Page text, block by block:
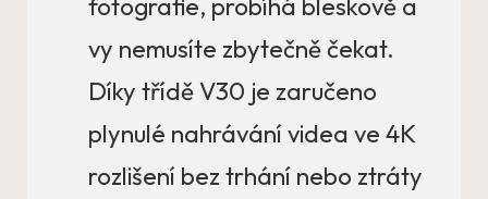
fotografie, probíhá bleskově a
vy nemusíte zbytečně čekat.
Díky třídě V30 je zaručeno
plynulé nahrávání videa ve 4K
rozlišení bez trhání nebo ztráty